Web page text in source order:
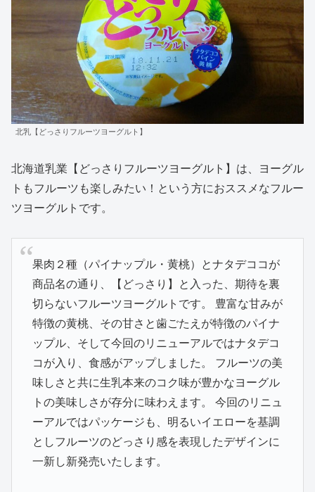
北乳【どっさりフルーツヨーグルト】
北海道乳業【どっさりフルーツヨーグルト】は、ヨーグル
トもフルーツも楽しみたい！という方におススメなフルー
ツヨーグルトです。
果肉２種（パイナップル・黄桃）とナタデココが
商品名の通り、【どっさり】と入った、期待を裏
切らないフルーツヨーグルトです。 豊富な甘みが
特徴の黄桃、その甘さと歯ごたえが特徴のパイナ
ップル、そして今回のリニューアルではナタデコ
コが入り、食感がアップしました。 フルーツの美
味しさと共に生乳本来のコク味が豊かなヨーグル
トの美味しさが存分に味わえます。 今回のリニュ
ーアルではパッケージも、明るいイエローを基調
としフルーツのどっさり感を表現したデザインに
一新し新発売いたします。